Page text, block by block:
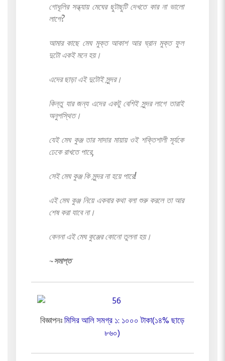
গোধূলির সন্ধ্যায় মেঘের ছুটাছুটি দেখতে কার না ভালো
লাগে?
আমার কাছে মেঘ মুক্ত আকাশ আর ঘ্রান মুক্ত ফুল
দুটো একই মনে হয়।
এদের ছাড়া এই দুটোই সুন্দর।
কিন্তু যার জন্য এদের একটু বেশিই সুন্দর লাগে তারাই
অনুপস্থিত।
যেই মেঘ কুঞ্জ তার সাদার মায়ায় ওই শক্তিশালী সূর্যকে
ঢেকে রাখতে পারে,
সেই মেঘ কুঞ্জ কি সুন্দর না হয়ে পারে!
এই মেঘ কুঞ্জ নিয়ে একবার কথা বলা শুরু করলে তা আর
শেষ করা যাবে না।
কেননা এই মেঘ কুঞ্জের কোনো তুলনা হয়।
~সমাপ্ত
বিজ্ঞাপনঃমিসির আলি সমগ্র ১: ১০০০ টাকা(১৪% ছাড়ে
৮৬০)